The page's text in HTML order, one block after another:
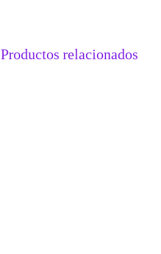
Productos relacionados